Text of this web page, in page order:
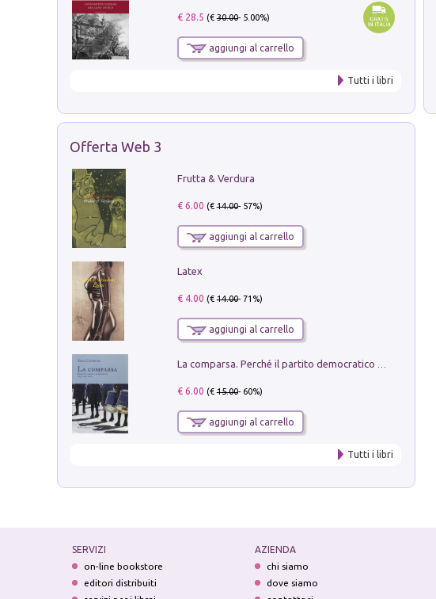
€ 28.5 (€30.00- 5.00%)
aggiungi al carrello
Tutti i libri
Offerta Web 3
Frutta & Verdura
€ 6.00 (€14.00- 57%)
aggiungi al carrello
Latex
€ 4.00 (€14.00- 71%)
aggiungi al carrello
€ 6.00 (€15.00- 60%)
aggiungi al carrello
Tutti i libri
SERVIZI
on-line bookstore
editori distribuiti
AZIENDA
chi siamo
dove siamo